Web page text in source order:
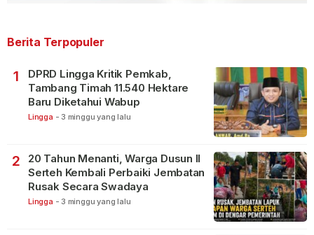
Berita Terpopuler
1
DPRD Lingga Kritik Pemkab,
Tambang Timah 11.540 Hektare
Baru Diketahui Wabup
Lingga - 3 minggu yang lalu
2
20 Tahun Menanti, Warga Dusun II
Serteh Kembali Perbaiki Jembatan
Rusak Secara Swadaya
Lingga - 3 minggu yang lalu